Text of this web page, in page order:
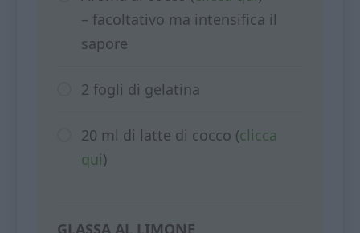
– facoltativo ma intensifica il
sapore
2 fogli di gelatina
20 ml di latte di cocco (clicca
qui)
GLASSA AL LIMONE